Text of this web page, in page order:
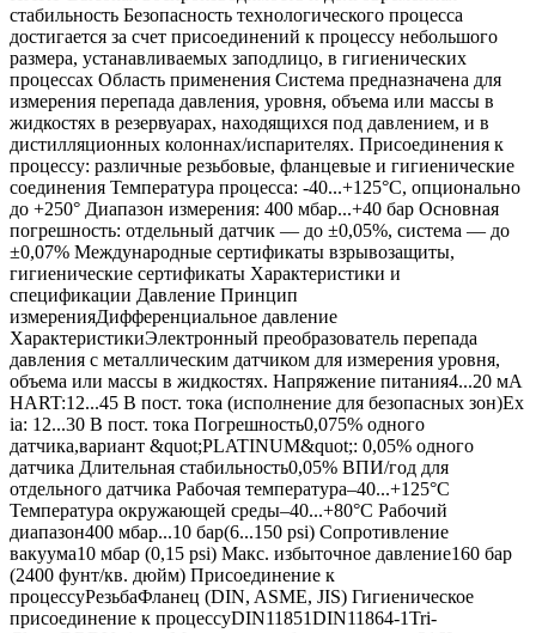
стабильность Безопасность технологического процесса
достигается за счет присоединений к процессу небольшого
размера, устанавливаемых заподлицо, в гигиенических
процессах Область применения Система предназначена для
измерения перепада давления, уровня, объема или массы в
жидкостях в резервуарах, находящихся под давлением, и в
дистилляционных колоннах/испарителях. Присоединения к
процессу: различные резьбовые, фланцевые и гигиенические
соединения Температура процесса: -40...+125°C, опционально
до +250° Диапазон измерения: 400 мбар...+40 бар Основная
погрешность: отдельный датчик — до ±0,05%, система — до
±0,07% Международные сертификаты взрывозащиты,
гигиенические сертификаты Характеристики и
спецификации Давление Принцип
измеренияДифференциальное давление
ХарактеристикиЭлектронный преобразователь перепада
давления с металлическим датчиком для измерения уровня,
объема или массы в жидкостях. Напряжение питания4...20 мА
HART:12...45 В пост. тока (исполнение для безопасных зон)Ex
ia: 12...30 В пост. тока Погрешность0,075% одного
датчика,вариант &quot;PLATINUM&quot;: 0,05% одного
датчика Длительная стабильность0,05% ВПИ/год для
отдельного датчика Рабочая температура–40...+125°C
Температура окружающей среды–40...+80°C Рабочий
диапазон400 мбар...10 бар(6...150 psi) Сопротивление
вакуума10 мбар (0,15 psi) Макс. избыточное давление160 бар
(2400 фунт/кв. дюйм) Присоединение к
процессуРезьбаФланец (DIN, ASME, JIS) Гигиеническое
присоединение к процессуDIN11851DIN11864-1Tri-